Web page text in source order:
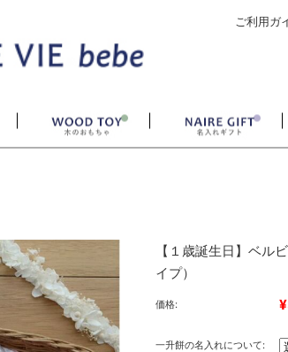
ご利用ガ
【１歳誕生日】ベル
イプ）
価格:
一升餅の名入れについて: